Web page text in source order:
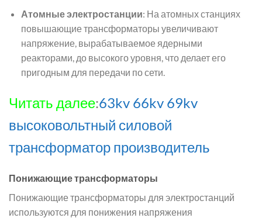
Атомные электростанции: На атомных станциях
повышающие трансформаторы увеличивают
напряжение, вырабатываемое ядерными
реакторами, до высокого уровня, что делает его
пригодным для передачи по сети.
Читать далее:63kv 66kv 69kv
высоковольтный силовой
трансформатор производитель
Понижающие трансформаторы
Понижающие трансформаторы для электростанций
используются для понижения напряжения